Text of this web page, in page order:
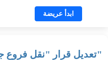
ابدأ عريضة
"تعديل قرار "نقل فروع